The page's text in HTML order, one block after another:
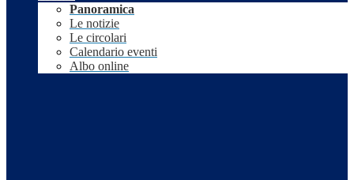
Panoramica
Le notizie
Le circolari
Calendario eventi
Albo online